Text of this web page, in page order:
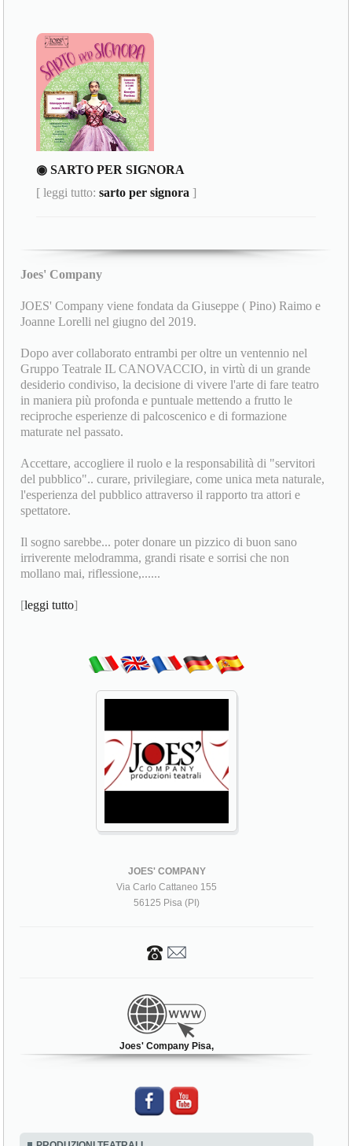
◉ SARTO PER SIGNORA
[ leggi tutto:sarto per signora ]
Joes' Company
JOES' Company viene fondata da Giuseppe ( Pino) Raimo e
Joanne Lorelli nel giugno del 2019.
Dopo aver collaborato entrambi per oltre un ventennio nel
Gruppo Teatrale IL CANOVACCIO, in virtù di un grande
desiderio condiviso, la decisione di vivere l'arte di fare teatro
in maniera più profonda e puntuale mettendo a frutto le
reciproche esperienze di palcoscenico e di formazione
maturate nel passato.
Accettare, accogliere il ruolo e la responsabilità di "servitori
del pubblico".. curare, privilegiare, come unica meta naturale,
l'esperienza del pubblico attraverso il rapporto tra attori e
spettatore.
Il sogno sarebbe... poter donare un pizzico di buon sano
irriverente melodramma, grandi risate e sorrisi che non
mollano mai, riflessione,......
[leggi tutto]
JOES' COMPANY
Via Carlo Cattaneo 155
56125 Pisa (PI)
Joes' Company Pisa,